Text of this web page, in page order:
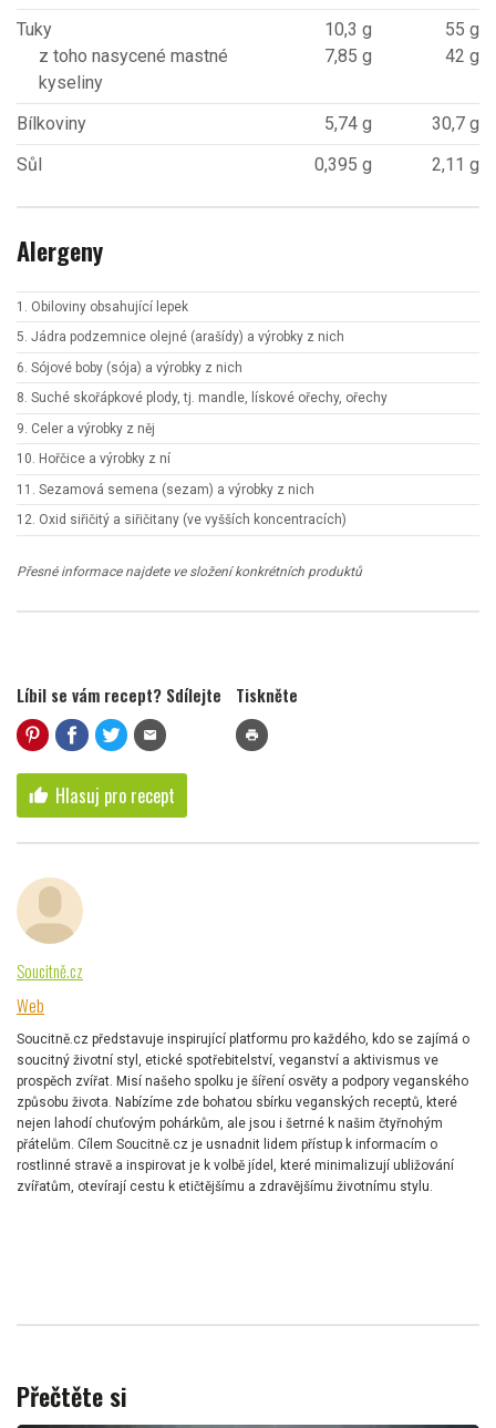
Tuky
z toho nasycené mastné
kyseliny
10,3 g
7,85 g
55 g
42 g
Bílkoviny 5,74 g
30,7 g
Sůl
0,395 g 2,11 g
Alergeny
1. Obiloviny obsahující lepek
5. Jádra podzemnice olejné (arašídy) a výrobky z nich
6. Sójové boby (sója) a výrobky z nich
8. Suché skořápkové plody, tj. mandle, lískové ořechy, ořechy
9. Celer a výrobky z něj
10. Hořčice a výrobky z ní
11. Sezamová semena (sezam) a výrobky z nich
12. Oxid siřičitý a siřičitany (ve vyšších koncentracích)
Přesné informace najdete ve složení konkrétních produktů
Líbil se vám recept? Sdílejte
mail
Tiskněte
print
thumb_up Hlasuj pro recept
Soucitně.cz
Web
Soucitně.cz představuje inspirující platformu pro každého, kdo se zajímá o
soucitný životní styl, etické spotřebitelství, veganství a aktivismus ve
prospěch zvířat. Misí našeho spolku je šíření osvěty a podpory veganského
způsobu života. Nabízíme zde bohatou sbírku veganských receptů, které
nejen lahodí chuťovým pohárkům, ale jsou i šetrné k našim čtyřnohým
přátelům. Cílem Soucitně.cz je usnadnit lidem přístup k informacím o
rostlinné stravě a inspirovat je k volbě jídel, které minimalizují ubližování
zvířatům, otevírají cestu k etičtějšímu a zdravějšímu životnímu stylu.
Přečtěte si